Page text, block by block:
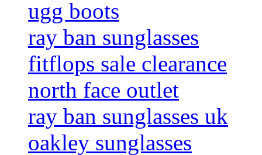
ugg boots
ray ban sunglasses
fitflops sale clearance
north face outlet
ray ban sunglasses uk
oakley sunglasses